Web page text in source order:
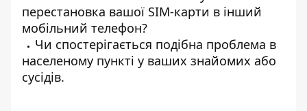
перестановка вашої SIM-карти в інший
мобільний телефон?
Чи спостерігається подібна проблема в
населеному пункті у ваших знайомих або
сусідів.